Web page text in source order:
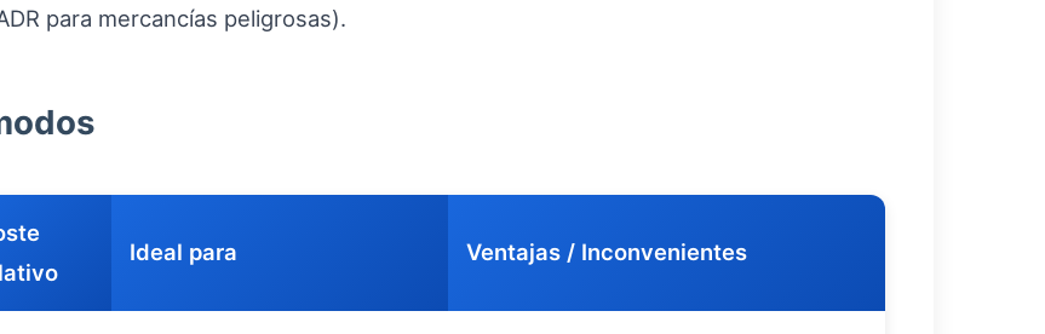
para mercancías peligrosas).
Ideal para Ventajas / Inconvenientes